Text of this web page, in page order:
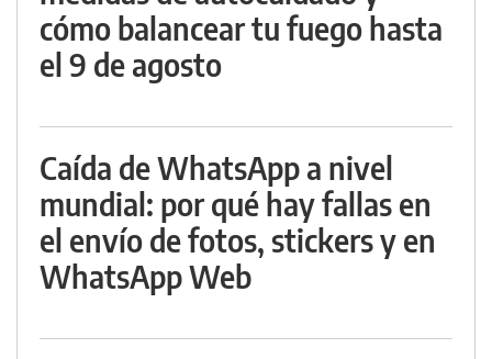
cómo balancear tu fuego hasta
el 9 de agosto
Caída de WhatsApp a nivel
mundial: por qué hay fallas en
el envío de fotos, stickers y en
WhatsApp Web